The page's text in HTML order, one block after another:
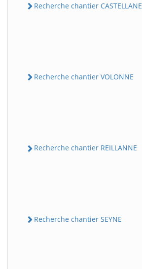
Recherche chantier CASTELLANE
Recherche chantier VOLONNE
Recherche chantier REILLANNE
Recherche chantier SEYNE